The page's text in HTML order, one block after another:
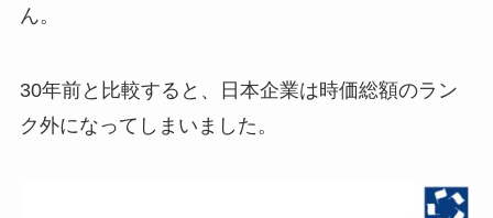
ん。
30年前と比較すると、日本企業は時価総額のラン
ク外になってしまいました。